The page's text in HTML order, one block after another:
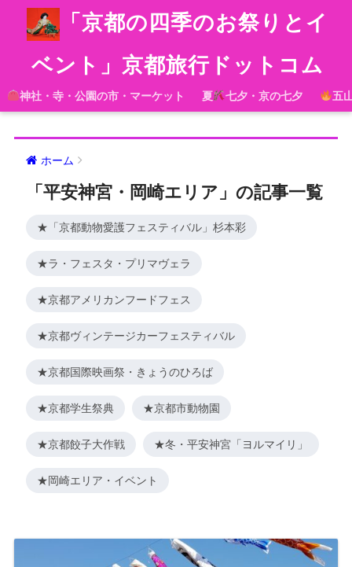
「京都の四季のお祭りとイ
ベント」京都旅行ドットコム
神社・寺・公園の市・マーケット 夏 七夕・京の七夕 五
ホーム
「平安神宮・岡崎エリア」の記事一覧
★「京都動物愛護フェスティバル」杉本彩
★ラ・フェスタ・プリマヴェラ
★京都アメリカンフードフェス
★京都ヴィンテージカーフェスティバル
★京都国際映画祭・きょうのひろば
★京都学生祭典 ★京都市動物園
★京都餃子大作戦 ★冬・平安神宮「ヨルマイリ」
★岡崎エリア・イベント